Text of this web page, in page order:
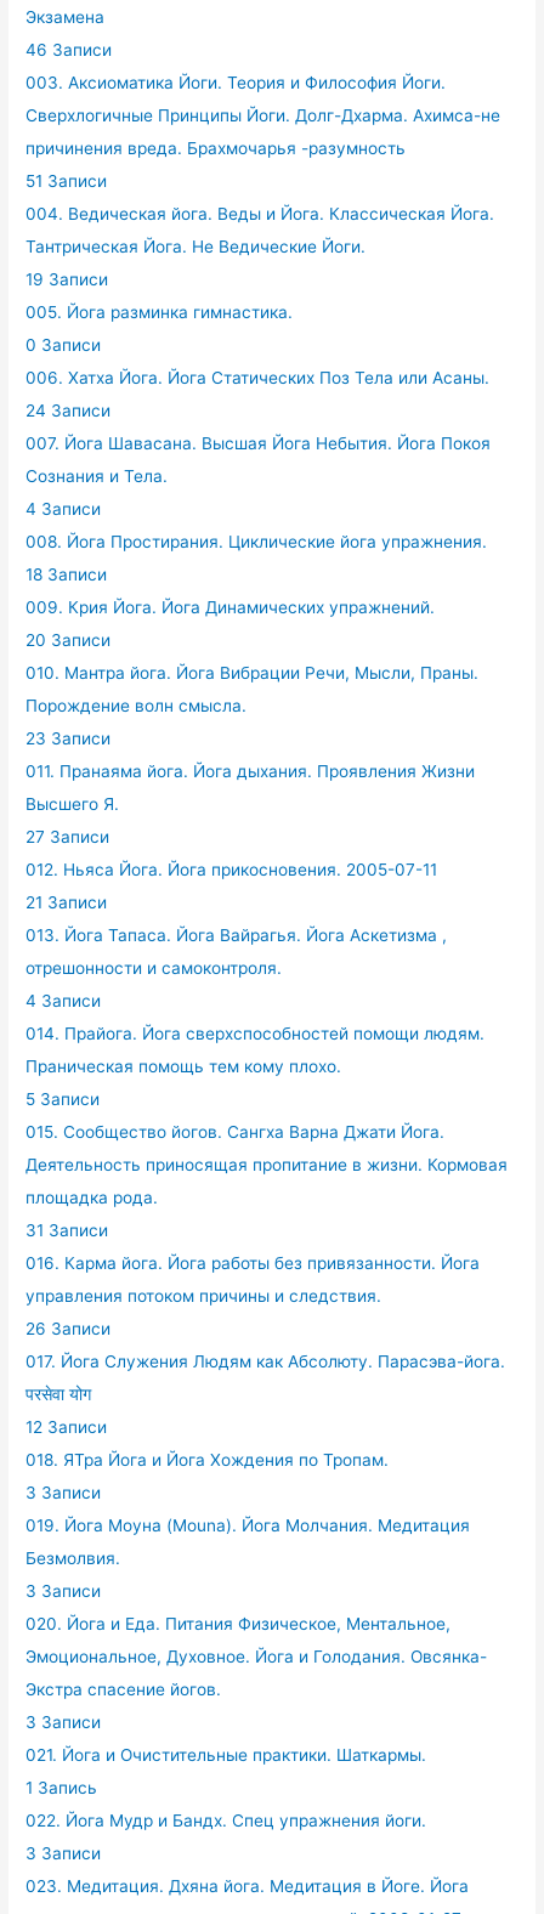
Экзамена
46 Записи
003. Аксиоматика Йоги. Теория и Философия Йоги.
Сверхлогичные Принципы Йоги. Долг-Дхарма. Ахимса-не
причинения вреда. Брахмочарья -разумность
51 Записи
004. Ведическая йога. Веды и Йога. Классическая Йога.
Тантрическая Йога. Не Ведические Йоги.
19 Записи
005. Йога разминка гимнастика.
0 Записи
006. Хатха Йога. Йога Статических Поз Тела или Асаны.
24 Записи
007. Йога Шавасана. Высшая Йога Небытия. Йога Покоя
Сознания и Тела.
4 Записи
008. Йога Простирания. Циклические йога упражнения.
18 Записи
009. Крия Йога. Йога Динамических упражнений.
20 Записи
010. Мантра йога. Йога Вибрации Речи, Мысли, Праны.
Порождение волн смысла.
23 Записи
011. Пранаяма йога. Йога дыхания. Проявления Жизни
Высшего Я.
27 Записи
012. Ньяса Йога. Йога прикосновения. 2005-07-11
21 Записи
013. Йога Тапаса. Йога Вайрагья. Йога Аскетизма ,
отрешонности и самоконтроля.
4 Записи
014. Прайога. Йога сверхспособностей помощи людям.
Праническая помощь тем кому плохо.
5 Записи
015. Сообщество йогов. Сангха Варна Джати Йога.
Деятельность приносящая пропитание в жизни. Кормовая
площадка рода.
31 Записи
016. Карма йога. Йога работы без привязанности. Йога
управления потоком причины и следствия.
26 Записи
017. Йога Служения Людям как Абсолюту. Парасэва-йога.
परसेवा योग
12 Записи
018. ЯТра Йога и Йога Хождения по Тропам.
3 Записи
019. Йога Моуна (Mouna). Йога Молчания. Медитация
Безмолвия.
3 Записи
020. Йога и Еда. Питания Физическое, Ментальное,
Эмоциональное, Духовное. Йога и Голодания. Овсянка-
Экстра спасение йогов.
3 Записи
021. Йога и Очистительные практики. Шаткармы.
1 Запись
022. Йога Мудр и Бандх. Спец упражнения йоги.
3 Записи
023. Медитация. Дхяна йога. Медитация в Йоге. Йога